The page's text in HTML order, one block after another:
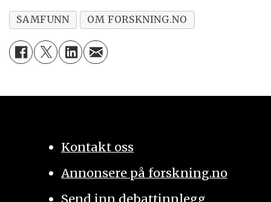
SAMFUNN OM FORSKNING.NO
Kontakt oss
Annonsere på forskning.no
Send inn debattinnlegg